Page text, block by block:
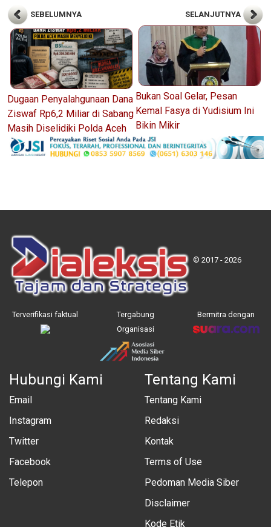
SEBELUMNYA
Dugaan Penyalahgunaan Dana
Ziswaf Rp6,2 Miliar di Sabang
Masih Diselidiki Polda Aceh
SELANJUTNYA
Bukan Soal Gelar, Pesan
Kemal Fasya di Yudisium Ini
Bikin Mikir
© 2017 - 2026
Terverifikasi faktual
Tergabung
Organisasi
Bermitra dengan
Hubungi Kami
Email
Instagram
Twitter
Facebook
Telepon
Tentang Kami
Tentang Kami
Redaksi
Kontak
Terms of Use
Pedoman Media Siber
Disclaimer
Kode Etik